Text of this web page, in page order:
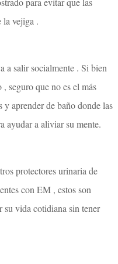
la vejiga .
a salir socialmente . Si bien
seguro que no es el más
y aprender de baño donde las
ayudar a aliviar su mente.
protectores urinaria de
con EM , estos son
su vida cotidiana sin tener